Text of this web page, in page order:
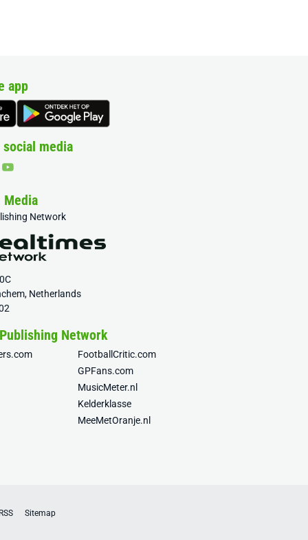
app
media
Media
Network
Netherlands
Network
FootballCritic.com
GPFans.com
MusicMeter.nl
Kelderklasse
MeeMetOranje.nl
Sitemap